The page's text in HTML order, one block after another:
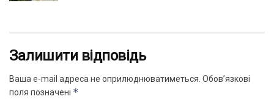
Залишити відповідь
Ваша e-mail адреса не оприлюднюватиметься. Обов’язкові
поля позначені *